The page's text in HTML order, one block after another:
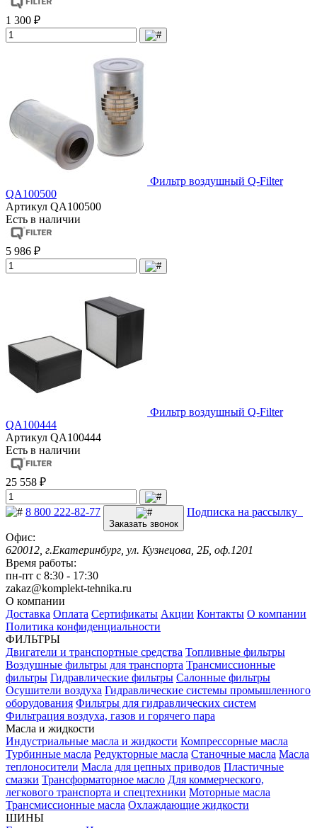
1 300 ₽
Фильтр воздушный Q-Filter
QA100500
Артикул QA100500
Есть в наличии
5 986 ₽
Фильтр воздушный Q-Filter
QA100444
Артикул QA100444
Есть в наличии
25 558 ₽
8 800 222-82-77
Заказать звонок
Подписка на рассылку
Офис:
620012, г.Екатеринбург, ул. Кузнецова, 2Б, оф.1201
Время работы:
пн-пт с 8:30 - 17:30
zakaz@komplekt-tehnika.ru
О компании
Доставка Оплата Сертификаты Акции Контакты О компании
Политика конфиденциальности
ФИЛЬТРЫ
Двигатели и транспортные средства Топливные фильтры
Воздушные фильтры для транспорта Трансмиссионные
фильтры Гидравлические фильтры Салонные фильтры
Осушители воздуха Гидравлические системы промышленного
оборудования Фильтры для гидравлических систем
Фильтрация воздуха, газов и горячего пара
Масла и жидкости
Индустриальные масла и жидкости Компрессорные масла
Турбинные масла Редукторные масла Станочные масла Масла
теплоносители Масла для цепных приводов Пластичные
смазки Трансформаторное масло Для коммерческого,
легкового транспорта и спецтехники Моторные масла
Трансмиссионные масла Охлаждающие жидкости
ШИНЫ